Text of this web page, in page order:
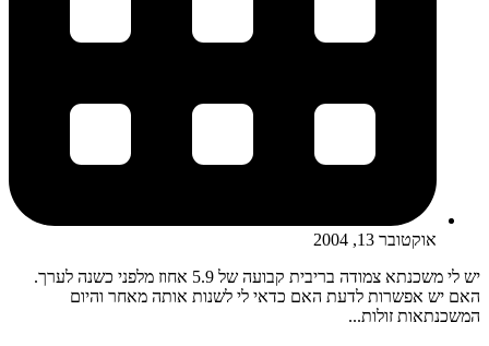
אוקטובר 13, 2004
יש לי משכנתא צמודה בריבית קבועה של 5.9 אחוז מלפני כשנה לערך.
האם יש אפשרות לדעת האם כדאי לי לשנות אותה מאחר והיום
המשכנתאות זולות...